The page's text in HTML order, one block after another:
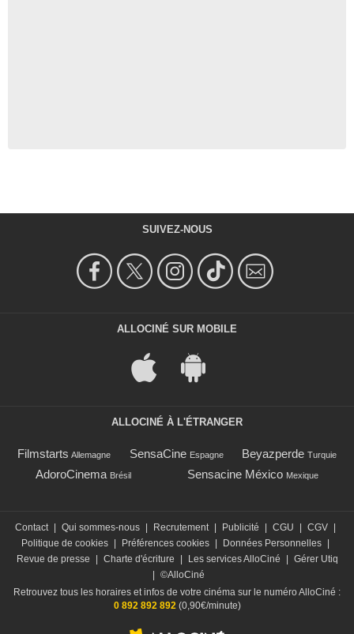
SUIVEZ-NOUS
ALLOCINÉ SUR MOBILE
ALLOCINÉ À L'ÉTRANGER
Filmstarts Allemagne SensaCine Espagne Beyazperde Turquie
AdoroCinema Brésil Sensacine México Mexique
Contact Qui sommes-nous Recrutement Publicité CGU CGV
Politique de cookies
Préférences cookies Données Personnelles
Revue de presse
Charte d'écriture Les services AlloCiné
Gérer Utiq
©AlloCiné
Retrouvez tous les horaires et infos de votre cinéma sur le numéro AlloCiné :
0 892 892 892(0,90€/minute)